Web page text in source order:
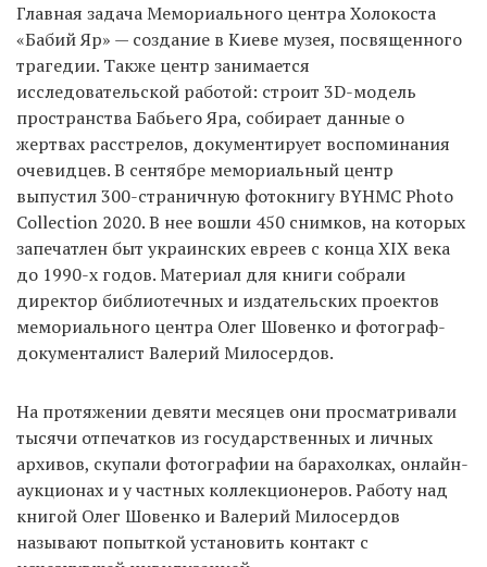
Главная задача Мемориального центра Холокоста
«Бабий Яр» — создание в Киеве музея, посвященного
трагедии. Также центр занимается
исследовательской работой: строит 3D-модель
пространства Бабьего Яра, собирает данные о
жертвах расстрелов, документирует воспоминания
очевидцев. В сентябре мемориальный центр
выпустил 300-страничную фотокнигу BYHMC Photo
Collection 2020. В нее вошли 450 снимков, на которых
запечатлен быт украинских евреев с конца XIX века
до 1990-х годов. Материал для книги собрали
директор библиотечных и издательских проектов
мемориального центра Олег Шовенко и фотограф-
документалист Валерий Милосердов.
На протяжении девяти месяцев они просматривали
тысячи отпечатков из государственных и личных
архивов, скупали фотографии на барахолках, онлайн-
аукционах и у частных коллекционеров. Работу над
книгой Олег Шовенко и Валерий Милосердов
называют попыткой установить контакт с